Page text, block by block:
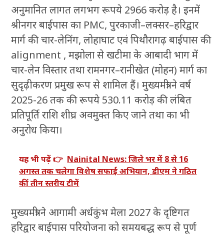
अनुमानित लागत लगभग रूपये 2966 करोड़ है। इनमें
श्रीनगर बाईपास का PMC, पुरकाजी–लक्सर–हरिद्वार
मार्ग की चार-लेनिंग, लोहाघाट एवं पिथौरागढ़ बाईपास की
alignment , मझोला से खटीमा के आबादी भाग में
चार-लेन विस्तार तथा रामनगर–रानीखेत (मोहन) मार्ग का
सुदृढ़ीकरण प्रमुख रूप से शामिल हैं। मुख्यमंत्री ने वर्ष
2025-26 तक की रूपये 530.11 करोड़ की लंबित
प्रतिपूर्ति राशि शीघ्र अवमुक्त किए जाने तथा का भी
अनुरोध किया।
यह भी पढ़ें 👉 Nainital News: जिले भर में 8 से 16
अगस्त तक चलेगा विशेष सफाई अभियान, डीएम ने गठित
कीं तीन स्तरीय टीमें
मुख्यमंत्री ने आगामी अर्धकुंभ मेला 2027 के दृष्टिगत
हरिद्वार बाईपास परियोजना को समयबद्ध रूप से पूर्ण